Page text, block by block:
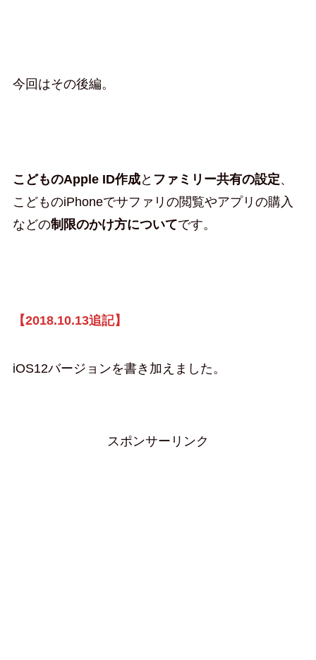
今回はその後編。
こどものApple ID作成と ファミリー共有の設定、
こどものiPhoneでサファリの閲覧やアプリの購入
などの制限のかけ方についてです。
【2018.10.13追記】
iOS12バージョンを書き加えました。
スポンサーリンク